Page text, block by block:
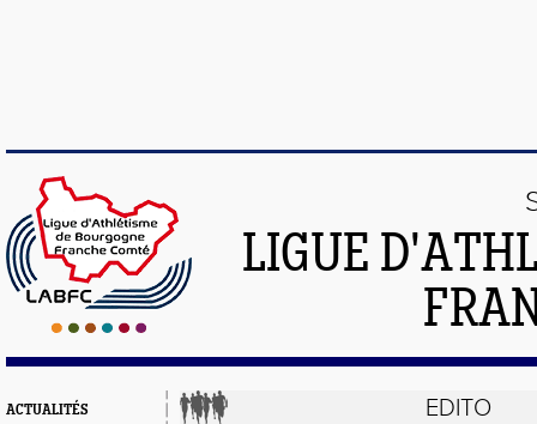
LIGUE
ACTUALITÉS EDITO